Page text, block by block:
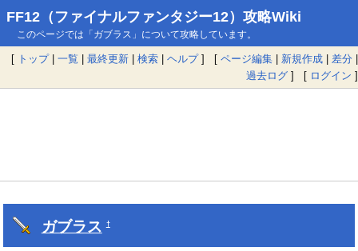
FF12（ファイナルファンタジー12）攻略Wiki
このページでは「ガブラス」について攻略しています。
[ トップ| 一覧 | 最終更新 | 検索 | ヘルプ] [ ページ編集 | 新規作成 | 差分 |
過去ログ ] [ ログイン ]
ガブラス †